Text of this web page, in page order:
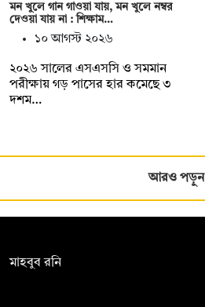
মন খুলে গান গাওয়া যায়, মন খুলে নম্বর
দেওয়া যায় না : শিক্ষাম…
১০ আগস্ট ২০২৬
২০২৬ সালের এসএসসি ও সমমান
পরীক্ষায় গড় পাসের হার কমেছে ৩
দশম…
আরও পড়ুন
মাহবুব রনি